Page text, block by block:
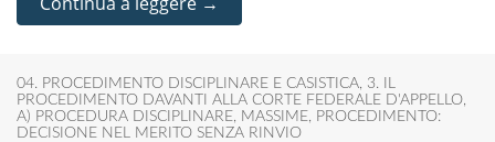
04. PROCEDIMENTO DISCIPLINARE E CASISTICA, 3. IL
PROCEDIMENTO DAVANTI ALLA CORTE FEDERALE D'APPELLO,
A) PROCEDURA DISCIPLINARE, MASSIME, PROCEDIMENTO:
DECISIONE NEL MERITO SENZA RINVIO